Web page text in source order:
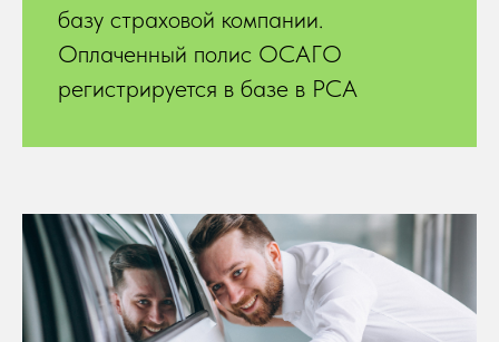
базу страховой компании.
Оплаченный полис ОСАГО
регистрируется в базе в РСА